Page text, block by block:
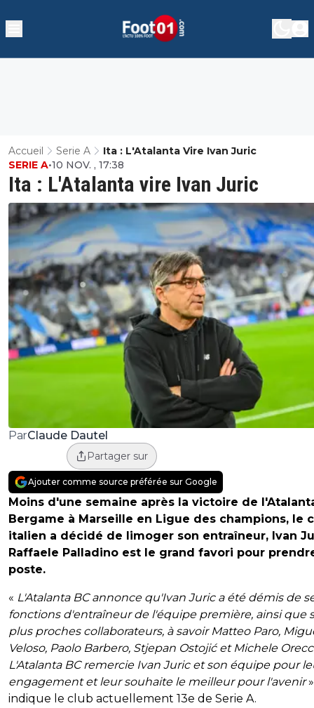
Accueil Serie A Ita : L'Atalanta Vire Ivan Juric
Ita : L'Atalanta vire Ivan Juric
SERIE A•10 NOV. , 17:38
ParClaude Dautel
Partager sur
Ajouter comme source préférée sur Google
Moins d'une semaine après la victoire de
Bergame à Marseille en Ligue des champions, le
italien a décidé de limoger son entraîneur, Ivan
Raffaele Palladino est le grand favori pour
poste.
« L'Atalanta BC annonce qu'Ivan Juric a été démis de
fonctions d'entraîneur de l'équipe première, ainsi que
plus proches collaborateurs, à savoir Matteo Paro,
Veloso, Paolo Barbero, Stjepan Ostojić et Michele
L'Atalanta BC remercie Ivan Juric et son équipe pour
engagement et leur souhaite le meilleur pour l'avenir
indique le club actuellement 13e de Serie A.